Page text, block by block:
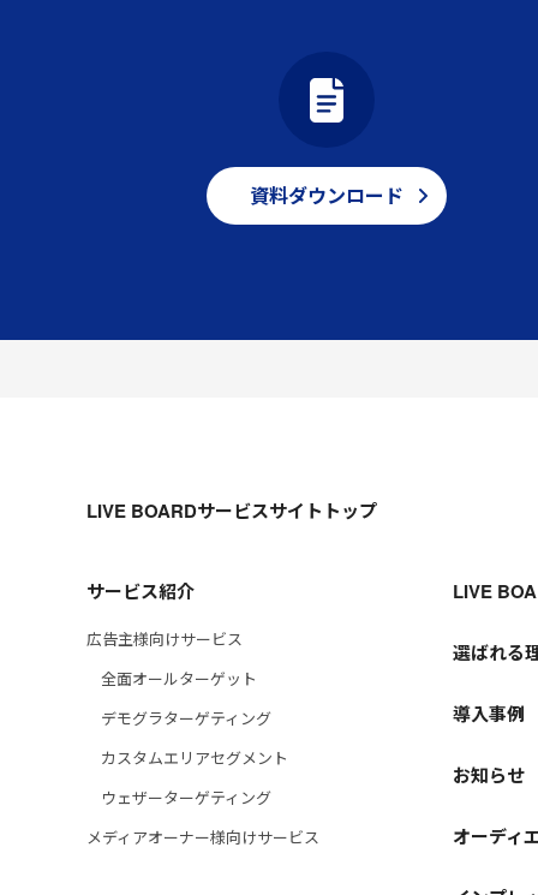
資料ダウンロード
LIVE BOARDサービスサイトトップ
サービス紹介
広告主様向けサービス
全面オールターゲット
デモグラターゲティング
カスタムエリアセグメント
ウェザーターゲティング
メディアオーナー様向けサービス
LIVE
選ばれる
導入事例
お知らせ
オーディ